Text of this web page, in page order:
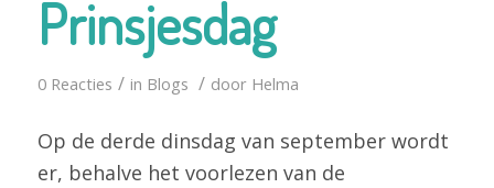
Prinsjesdag
0 Reacties / in Blogs / door Helma
Op de derde dinsdag van september wordt
er, behalve het voorlezen van de